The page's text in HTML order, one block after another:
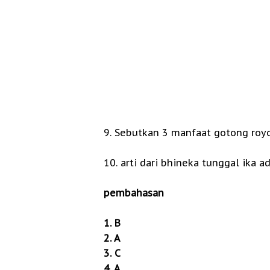
9. Sebutkan 3 manfaat gotong
10. arti dari bhineka tunggal ika
pembahasan
1. B
2. A
3. C